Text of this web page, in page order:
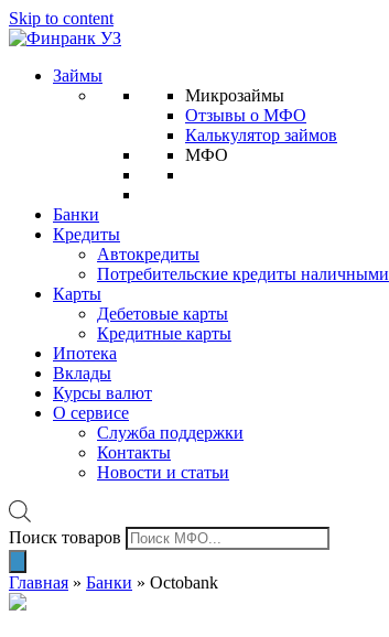
Skip to content
Займы
Микрозаймы
Отзывы о МФО
Калькулятор займов
МФО
Банки
Кредиты
Автокредиты
Потребительские кредиты наличными
Карты
Дебетовые карты
Кредитные карты
Ипотека
Вклады
Курсы валют
О сервисе
Служба поддержки
Контакты
Новости и статьи
Поиск товаров
Главная » Банки » Octobank